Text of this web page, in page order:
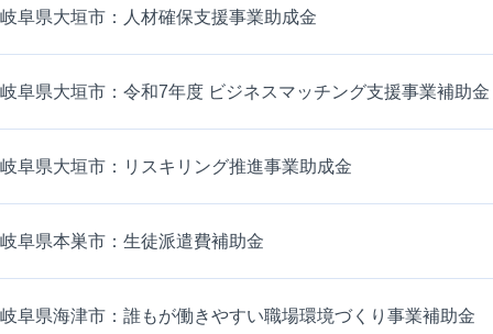
岐阜県大垣市：人材確保支援事業助成金
岐阜県大垣市：令和7年度 ビジネスマッチング支援事業補助金
岐阜県大垣市：リスキリング推進事業助成金
岐阜県本巣市：生徒派遣費補助金
岐阜県海津市：誰もが働きやすい職場環境づくり事業補助金